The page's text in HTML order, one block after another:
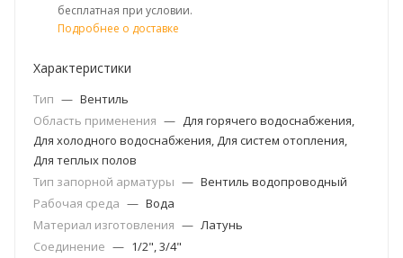
бесплатная при условии.
Подробнее о доставке
Характеристики
Тип — Вентиль
Область применения — Для горячего водоснабжения,
Для холодного водоснабжения, Для систем отопления,
Для теплых полов
Тип запорной арматуры — Вентиль водопроводный
Рабочая среда — Вода
Материал изготовления — Латунь
Соединение — 1/2", 3/4"